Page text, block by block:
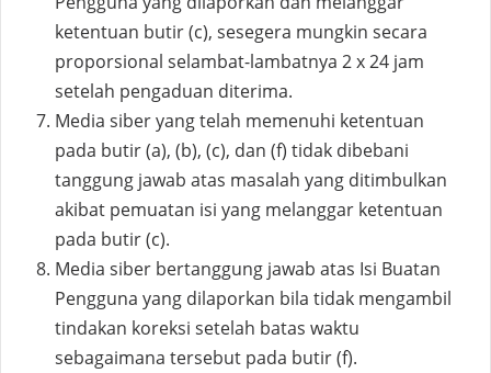
ketentuan butir (c), sesegera mungkin secara
proporsional selambat-lambatnya 2 x 24 jam
setelah pengaduan diterima.
Media siber yang telah memenuhi ketentuan
pada butir (a), (b), (c), dan (f) tidak dibebani
tanggung jawab atas masalah yang ditimbulkan
akibat pemuatan isi yang melanggar ketentuan
pada butir (c).
Media siber bertanggung jawab atas Isi Buatan
Pengguna yang dilaporkan bila tidak mengambil
tindakan koreksi setelah batas waktu
sebagaimana tersebut pada butir (f).